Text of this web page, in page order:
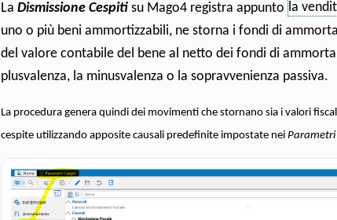
La Dismissione Cespiti su Mago4 registra appunto la
uno o più beni ammortizzabili, ne storna i fondi di
del valore contabile del bene al netto dei fondi di
plusvalenza, la minusvalenza o la sopravvenienza passiva.
La procedura genera quindi dei movimenti che stornano sia i valori
cespite utilizzando apposite causali predefinite impostate nei Parametri